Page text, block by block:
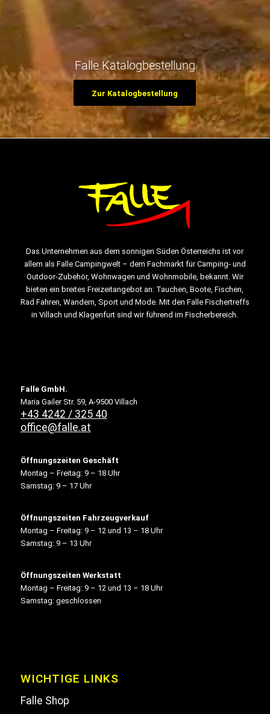
Falle Katalogbestellung
Zur Katalogbestellung
Das Unternehmen aus dem sonnigen Süden Österreichs ist vor
allem als Falle Campingwelt – dem Fachmarkt für Camping- und
Outdoor-Zubehör, Wohnwagen und Wohnmobile, bekannt. Wir
bieten ein breites Freizeitangebot an: Tauchen, Boote, Fischen,
Rad Fahren, Wandern, Sport und Mode. Mit den Falle Fischertreffs
in Villach und Klagenfurt sind wir führend im Fischerbereich.
Falle GmbH.
Maria Gailer Str. 59, A-9500 Villach
+43 4242 / 325 40
office@falle.at
Öffnungszeiten Geschäft
Montag – Freitag: 9 – 18 Uhr
Samstag: 9 – 17 Uhr
Öffnungszeiten Fahrzeugverkauf
Montag – Freitag: 9 – 12 und 13 – 18 Uhr
Samstag: 9 – 13 Uhr
Öffnungszeiten Werkstatt
Montag – Freitag: 9 – 12 und 13 – 18 Uhr
Samstag: geschlossen
WICHTIGE LINKS
Falle Shop